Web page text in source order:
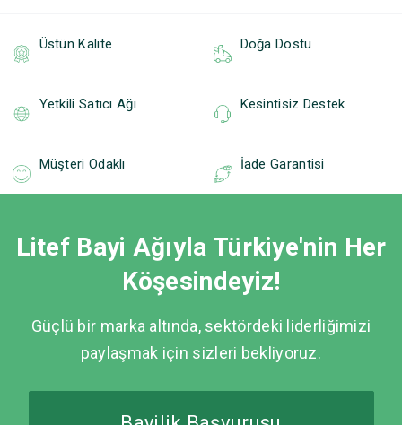
Üstün Kalite Doğa Dostu
Yetkili Satıcı Ağı Kesintisiz Destek
Müşteri Odaklı İade Garantisi
Litef Bayi Ağıyla Türkiye'nin Her
Köşesindeyiz!
Güçlü bir marka altında, sektördeki liderliğimizi
paylaşmak için sizleri bekliyoruz.